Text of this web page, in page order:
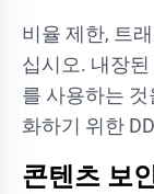
비율 제한, 트
십시오. 내장
를 사용하는
화하기 위한
콘텐츠 보